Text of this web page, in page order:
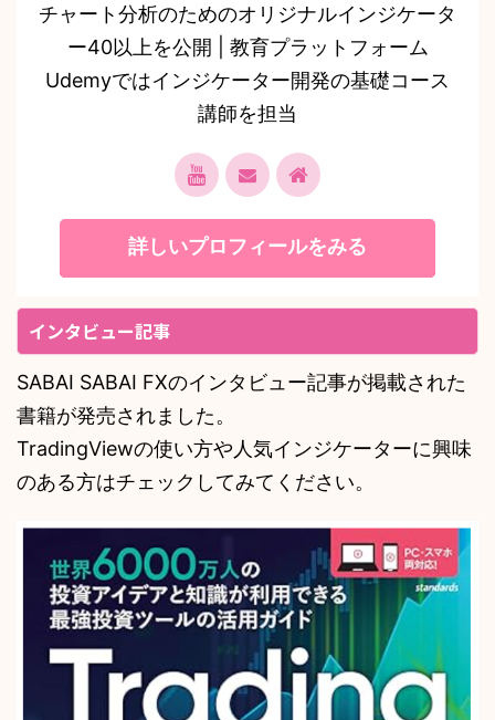
チャート分析のためのオリジナルインジケータ
ー40以上を公開 | 教育プラットフォーム
Udemyではインジケーター開発の基礎コース
講師を担当
詳しいプロフィールをみる
インタビュー記事
SABAI SABAI FXのインタビュー記事が掲載された
書籍が発売されました。
TradingViewの使い方や人気インジケーターに興味
のある方はチェックしてみてください。